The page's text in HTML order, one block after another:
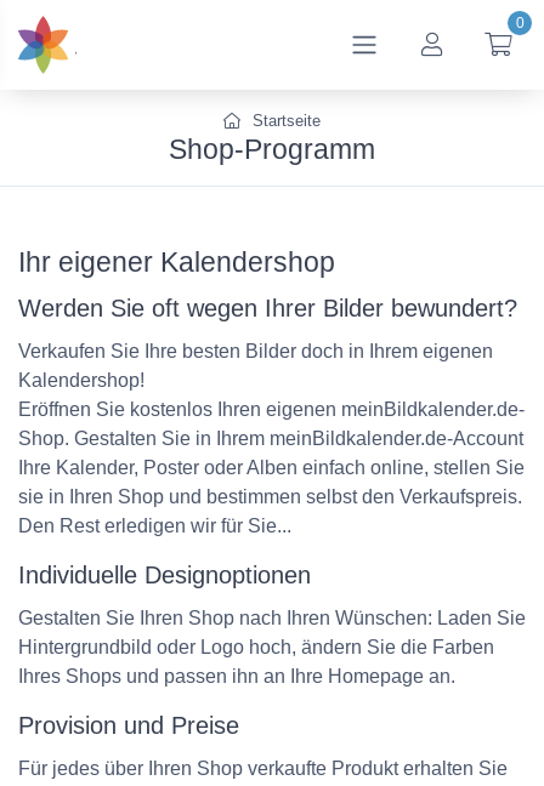
0
Startseite
Shop-Programm
Ihr eigener Kalendershop
Werden Sie oft wegen Ihrer Bilder bewundert?
Verkaufen Sie Ihre besten Bilder doch in Ihrem eigenen
Kalendershop!
Eröffnen Sie kostenlos Ihren eigenen meinBildkalender.de-
Shop. Gestalten Sie in Ihrem meinBildkalender.de-Account
Ihre Kalender, Poster oder Alben einfach online, stellen Sie
sie in Ihren Shop und bestimmen selbst den Verkaufspreis.
Den Rest erledigen wir für Sie...
Individuelle Designoptionen
Gestalten Sie Ihren Shop nach Ihren Wünschen: Laden Sie
Hintergrundbild oder Logo hoch, ändern Sie die Farben
Ihres Shops und passen ihn an Ihre Homepage an.
Provision und Preise
Für jedes über Ihren Shop verkaufte Produkt erhalten Sie